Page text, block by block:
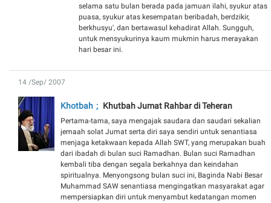
selama satu bulan berada pada jamuan ilahi, syukur atas
puasa, syukur atas kesempatan beribadah, berdzikir,
berkhusyu', dan bertawasul kehadirat Allah. Sungguh,
untuk mensyukurinya kaum mukmin harus merayakan
hari besar ini.
14 /Sep/ 2007
Khotbah Khutbah Jumat Rahbar di Teheran
Pertama-tama, saya mengajak saudara dan saudari sekalian
jemaah solat Jumat serta diri saya sendiri untuk senantiasa
menjaga ketakwaan kepada Allah SWT, yang merupakan buah
dari ibadah di bulan suci Ramadhan. Bulan suci Ramadhan
kembali tiba dengan segala berkahnya dan keindahan
spiritualnya. Menyongsong bulan suci ini, Baginda Nabi Besar
Muhammad SAW senantiasa mengingatkan masyarakat agar
mempersiapkan diri untuk menyambut kedatangan momen